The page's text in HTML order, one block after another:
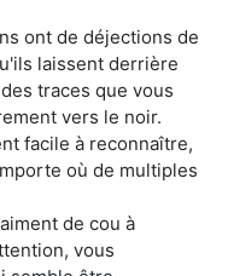
ont de déjections de
laissent derrière
traces que vous
vers le noir.
facile à reconnaître,
où de multiples
de cou à
vous